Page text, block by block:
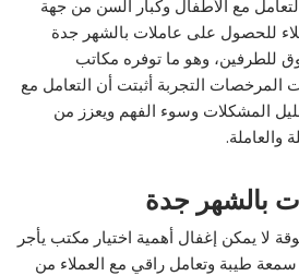
مع الأطفال وكبار السن من جهة
للحصول على عاملات بالشهر جدة
للطرفين، وهو ما توفره مكاتب
المرخصات التجربة أثبتت أن التعامل مع
المشكلات وسوء الفهم ويعزز من
والعاملة.
بالشهر جدة
لا يمكن إغفال أهمية اختيار مكتب يأجر
طيبة وتعامل راقي مع العملاء من